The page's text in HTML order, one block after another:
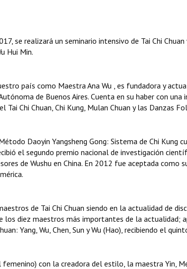
se realizará un seminario intensivo de Tai Chi
Hui Min.
país como Maestra Ana Wu , es fundadora y
de Buenos Aires. Cuenta en su haber con
Chi Chuan, Chi Kung, Mulan Chuan y las Danzas
Daoyin Yangsheng Gong: Sistema de Chi Kung
el segundo premio nacional de investigación
de Wushu en China. En 2012 fue aceptada como
de Tai Chi Chuan siendo en la actualidad de
los diez maestros más importantes de la actualidad;
Yang, Wu, Chen, Sun y Wu (Hao), recibiendo el
femenino) con la creadora del estilo, la maestra Yin,